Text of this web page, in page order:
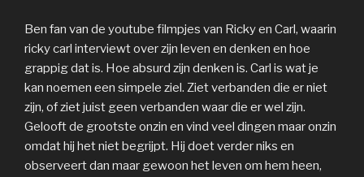
Ben fan van de youtube filmpjes van Ricky en Carl, waarin
ricky carl interviewt over zijn leven en denken en hoe
grappig dat is. Hoe absurd zijn denken is. Carl is wat je
kan noemen een simpele ziel. Ziet verbanden die er niet
zijn, of ziet juist geen verbanden waar die er wel zijn.
Gelooft de grootste onzin en vind veel dingen maar onzin
omdat hij het niet begrijpt. Hij doet verder niks en
observeert dan maar gewoon het leven om hem heen,